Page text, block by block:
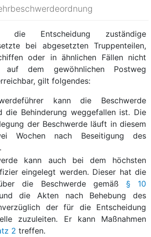
Entscheidung zuständige
bei abgesetzten Truppenteilen,
oder in ähnlichen Fällen nicht
auf dem gewöhnlichen Postweg
gilt folgendes:
kann die Beschwerde
die Behinderung weggefallen ist. Die
der Beschwerde läuft in diesem
Wochen nach Beseitigung des
kann auch bei dem höchsten
eingelegt werden. Dieser hat die
die Beschwerde gemäß § 10
die Akten nach Behebung des
der für die Entscheidung
zuzuleiten. Er kann Maßnahmen
2 treffen.